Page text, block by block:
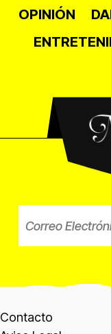
OPINIÓN
Contacto